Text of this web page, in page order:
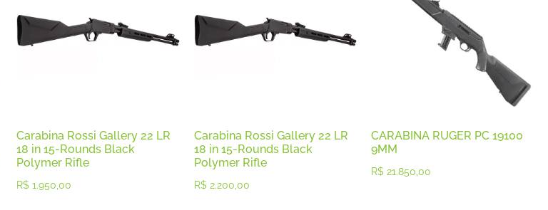
Carabina Rossi Gallery 22 LR
18 in 15-Rounds Black
Polymer Rifle
R$ 1.950,00
Carabina Rossi Gallery 22 LR
18 in 15-Rounds Black
Polymer Rifle
R$ 2.200,00
CARABINA RUGER PC 19100
9MM
R$ 21.850,00